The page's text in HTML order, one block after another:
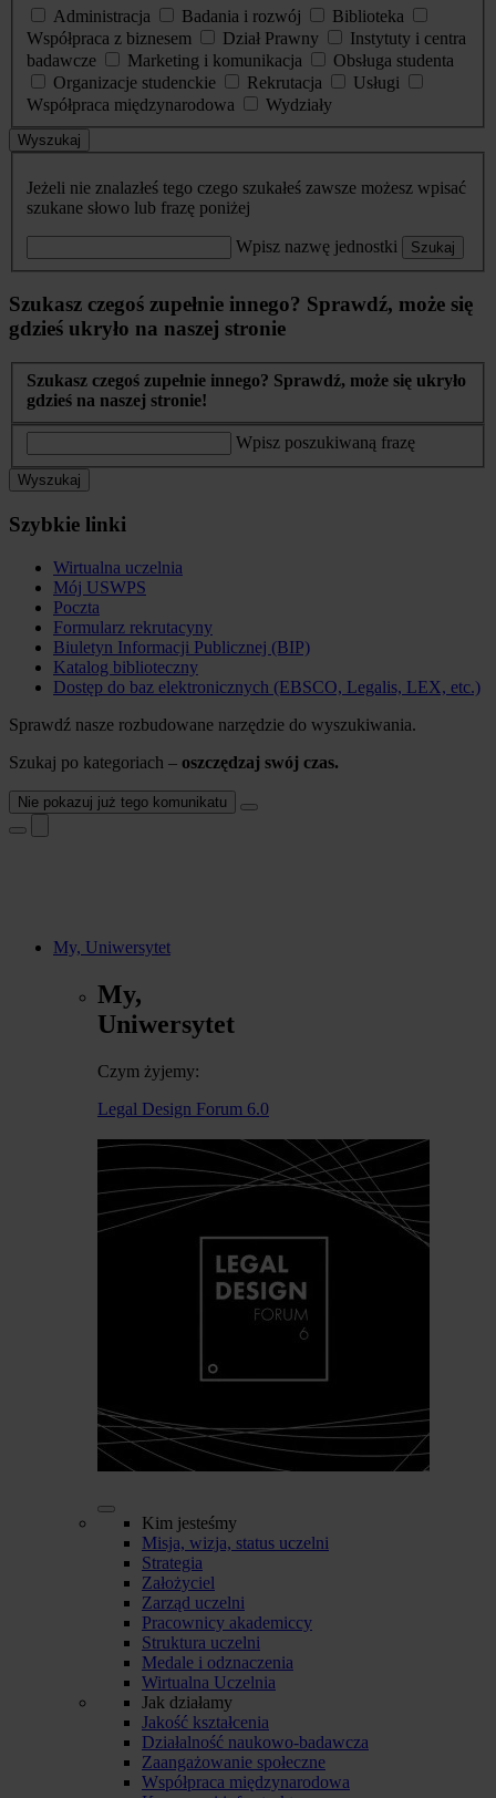
Administracja
Badania i rozwój
Biblioteka
Współpraca z biznesem
Dział Prawny
Instytuty i centra
badawcze
Marketing i komunikacja
Obsługa studenta
Organizacje studenckie
Rekrutacja
Usługi
Współpraca międzynarodowa
Wydziały
Wyszukaj
Jeżeli nie znalazłeś tego czego szukałeś zawsze możesz wpisać
szukane słowo lub frazę poniżej
Wpisz nazwę jednostki Szukaj
Szukasz czegoś zupełnie innego? Sprawdź, może się
gdzieś ukryło na naszej stronie
Szukasz czegoś zupełnie innego? Sprawdź, może się ukryło
gdzieś na naszej stronie!
Wpisz poszukiwaną frazę
Wyszukaj
Szybkie linki
Wirtualna uczelnia
Mój USWPS
Poczta
Formularz rekrutacyny
Biuletyn Informacji Publicznej (BIP)
Katalog biblioteczny
Dostęp do baz elektronicznych (EBSCO, Legalis, LEX, etc.)
Sprawdź nasze rozbudowane narzędzie do wyszukiwania.
Szukaj po kategoriach – oszczędzaj swój czas.
Nie pokazuj już tego komunikatu
My, Uniwersytet
My,
Uniwersytet
Czym żyjemy:
Legal Design Forum 6.0
Kim jesteśmy
Misja, wizja, status uczelni
Strategia
Założyciel
Zarząd uczelni
Pracownicy akademiccy
Struktura uczelni
Medale i odznaczenia
Wirtualna Uczelnia
Jak działamy
Jakość kształcenia
Działalność naukowo-badawcza
Zaangażowanie społeczne
Współpraca międzynarodowa